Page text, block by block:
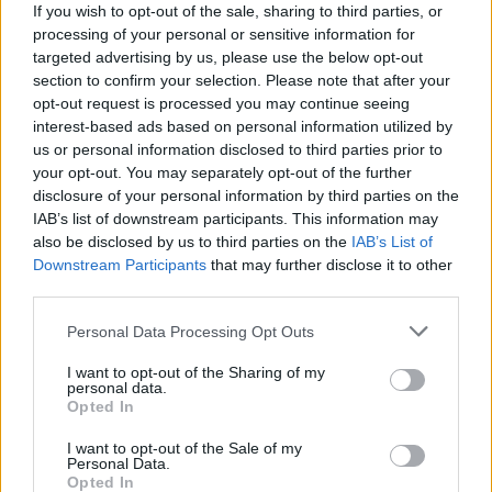
If you wish to opt-out of the sale, sharing to third parties, or
processing of your personal or sensitive information for
targeted advertising by us, please use the below opt-out
section to confirm your selection. Please note that after your
opt-out request is processed you may continue seeing
interest-based ads based on personal information utilized by
us or personal information disclosed to third parties prior to
your opt-out. You may separately opt-out of the further
disclosure of your personal information by third parties on the
IAB’s list of downstream participants. This information may
also be disclosed by us to third parties on the IAB’s List of
Downstream Participants that may further disclose it to other
Personal Data Processing Opt Outs
I want to opt-out of the Sharing of my
personal data.
Opted In
I want to opt-out of the Sale of my
Personal Data.
Opted In
Protestuesit vijojnë
marshimin pa u ndalur:
Shqipëria e rinisë, jo e
partisë!
Ditëve shumë të nxehta
po u vjen fundi?
Meteorologia tregon se
kur nis rënia e
temperaturave
Zjarri në Krujë, Nufi dhe
Lamallari: Forcat po
E ndoqi me automatik dhe
vrau mikun e fëmijërisë,
dyshuar që është në